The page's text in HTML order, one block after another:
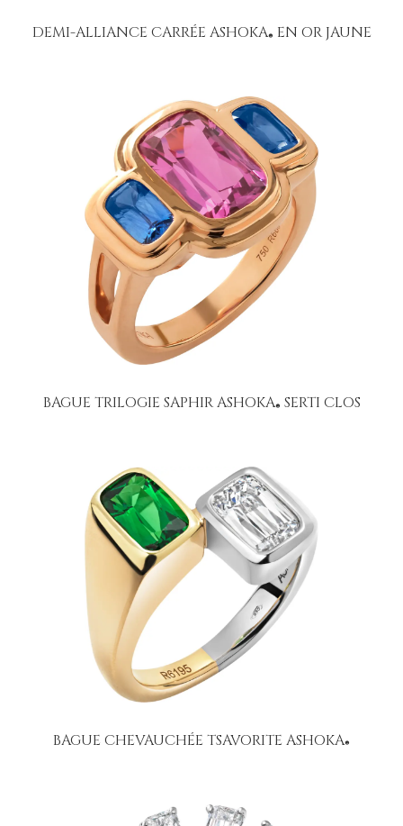
DEMI-ALLIANCE CARRÉE ASHOKA® EN OR JAUNE
BAGUE TRILOGIE SAPHIR ASHOKA® SERTI CLOS
BAGUE CHEVAUCHÉE TSAVORITE ASHOKA®